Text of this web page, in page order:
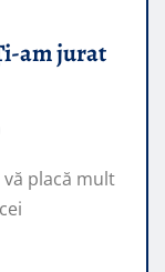
am jurat
vă placă mult